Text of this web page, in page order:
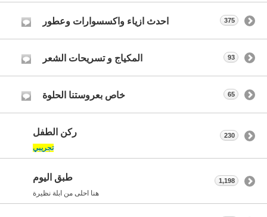
احدث ازياء واكسسوارات وعطور 375
المكياج و تسريحات الشعر 93
خاص بعروستنا الحلوة 65
ركن الطفل
تجريبي
230
طبق اليوم
هنا احلى من ابلة نظيرة
1,198